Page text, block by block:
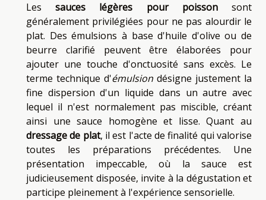
Lessauces légères pour poissonsont
généralement privilégiées pour ne pas alourdir le
plat. Des émulsions à base d'huile d'olive ou de
beurre clarifié peuvent être élaborées pour
ajouter une touche d'onctuosité sans excès. Le
terme technique d'émulsion désigne justement la
fine dispersion d'un liquide dans un autre avec
lequel il n'est normalement pas miscible, créant
ainsi une sauce homogène et lisse. Quant au
dressage de plat, il est l'acte de finalité qui valorise
toutes les préparations précédentes. Une
présentation impeccable, où la sauce est
judicieusement disposée, invite à la dégustation et
participe pleinement à l'expérience sensorielle.